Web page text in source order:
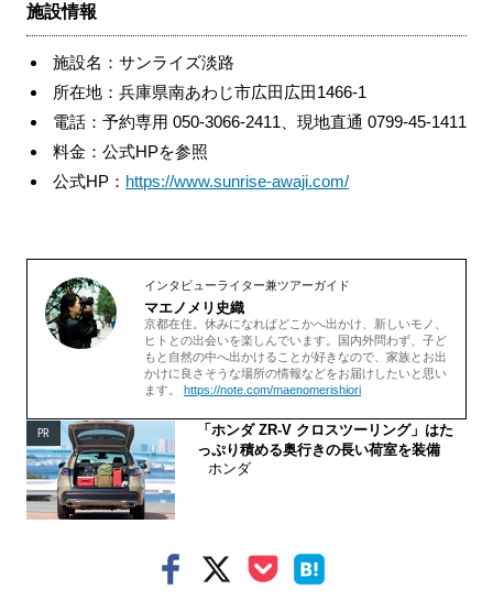
施設情報
施設名：サンライズ淡路
所在地：兵庫県南あわじ市広田広田1466-1
電話：予約専用 050-3066-2411、現地直通 0799-45-1411
料金：公式HPを参照
公式HP： https://www.sunrise-awaji.com/
インタビューライター兼ツアーガイド
マエノメリ史織
京都在住。休みになればどこかへ出かけ、新しいモノ、
ヒトとの出会いを楽しんでいます。国内外問わず、子ど
もと自然の中へ出かけることが好きなので、家族とお出
かけに良さそうな場所の情報などをお届けしたいと思い
ます。 https://note.com/maenomerishiori
PR
「ホンダ ZR-V クロスツーリング」はた
っぷり積める奥行きの長い荷室を装備
ホンダ